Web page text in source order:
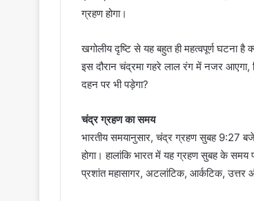
ग्रहण होगा।
खगोलीय दृष्टि से यह बहुत ही महत्वपूर्ण घटना
इस दौरान चंद्रमा गहरे लाल रंग में नजर
दहन पर भी पड़ेगा?
चंद्र ग्रहण का समय
भारतीय समयानुसार, चंद्र ग्रहण सुबह 9:27
होगा। हालांकि भारत में यह ग्रहण सुबह के समय
प्रशांत महासागर, अटलांटिक, आर्कटिक, उत्तर